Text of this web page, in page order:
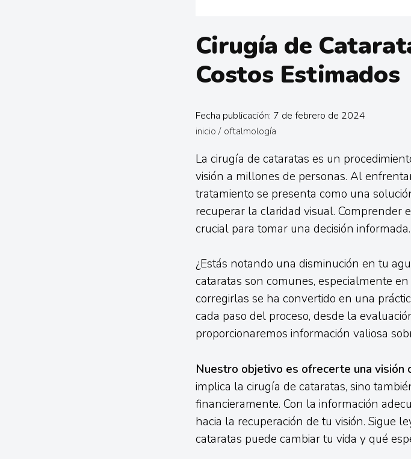
Cirugía de
Costos Estimados
Fecha publicación: 7 de febrero de 2024
inicio / oftalmología
La cirugía de cataratas es un
visión a millones de personas. Al
tratamiento se presenta como una
recuperar la claridad visual. Comprender
crucial para tomar una decisión informada.
¿Estás notando una disminución en tu
cataratas son comunes, especialmente
corregirlas se ha convertido en una
cada paso del proceso, desde la
proporcionaremos información valiosa
Nuestro objetivo es ofrecerte una visión
implica la cirugía de cataratas, sino
financieramente. Con la información
hacia la recuperación de tu visión. Sigue
cataratas puede cambiar tu vida y qué